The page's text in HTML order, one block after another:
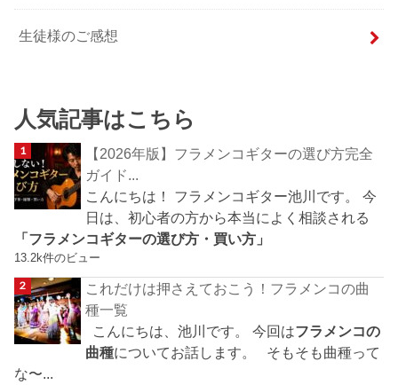
生徒様のご感想
人気記事はこちら
【2026年版】フラメンコギターの選び方完全
ガイド...
こんにちは！ フラメンコギター池川です。 今
日は、初心者の方から本当によく相談される
「フラメンコギターの選び方・買い方」
13.2k件のビュー
これだけは押さえておこう！フラメンコの曲
種一覧
こんにちは、池川です。 今回はフラメンコの
曲種についてお話します。 そもそも曲種って
な〜...